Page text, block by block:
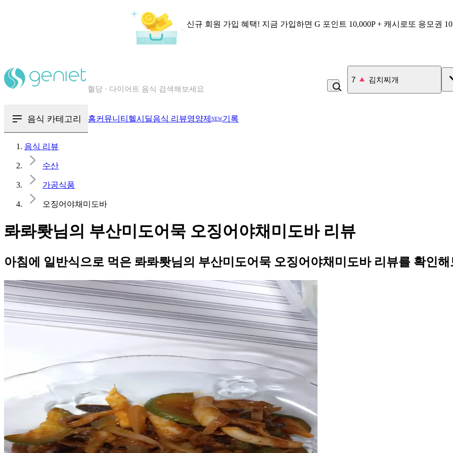
신규 회원 가입 혜택! 지금 가입하면 G 포인트 10,000P + 캐시로또 응모권
혈당 · 다이어트 음식 검색해보세요
8 냉면
음식 카테고리 홈커뮤니티 헬시딜음식 리뷰영양제 NEW기록
음식 리뷰
수산
가공식품
오징어야채미도바
롸롸뢋님의 부산미도어묵 오징어야채미도바 리뷰
아침에 일반식으로 먹은 롸롸뢋님의 부산미도어묵 오징어야채미도바 리뷰를 확인